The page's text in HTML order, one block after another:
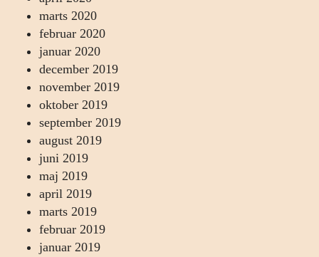
marts 2020
februar 2020
januar 2020
december 2019
november 2019
oktober 2019
september 2019
august 2019
juni 2019
maj 2019
april 2019
marts 2019
februar 2019
januar 2019